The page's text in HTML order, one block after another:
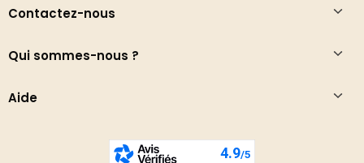
Contactez-nous
Qui sommes-nous ?
Aide